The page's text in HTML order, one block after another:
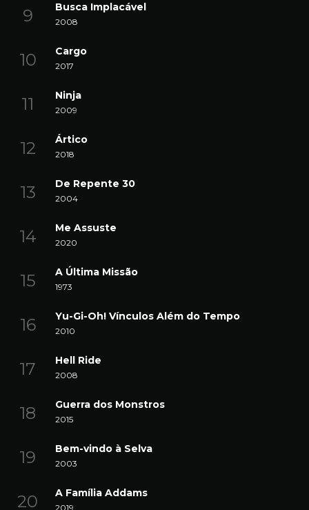
Busca Implacável
2008
Cargo
2017
Ninja
2009
Ártico
2018
De Repente 30
2004
Me Assuste
2020
A Última Missão
1973
Yu-Gi-Oh! Vínculos Além do Tempo
2010
Hell Ride
2008
Guerra dos Monstros
2015
Bem-vindo à Selva
2003
A Família Addams
2019